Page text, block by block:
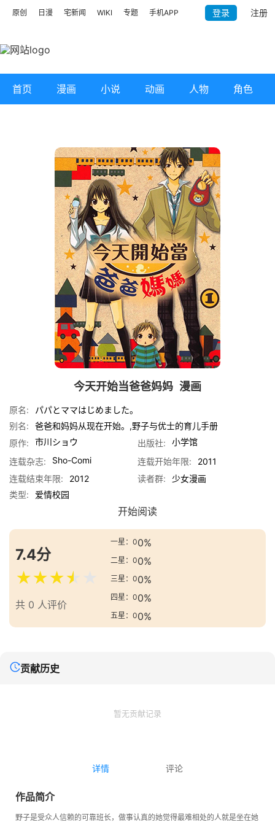
原创 日漫 宅新闻 WIKI 专题 手机APP 登录 注册
首页 漫画 小说 动画 人物 角色
今天开始当爸爸妈妈 漫画
原名:
パパとママはじめました。
别名:
爸爸和妈妈从现在开始。,野子与优士的育儿手册
原作:
市川ショウ 出版社:
小学馆
连载杂志:
Sho-Comi 连载开始年限:
2011
连载结束年限:
2012 读者群:
少女漫画
类型:
爱情校园
开始阅读
7.4分
★★★★
共 0 人评价
一星：00%
二星：00%
三星：00%
四星：00%
五星：00%
贡献历史
暂无贡献记录
详情 评论
作品简介
野子是受众人信赖的可靠班长，做事认真的她觉得最难相处的人就是坐在她